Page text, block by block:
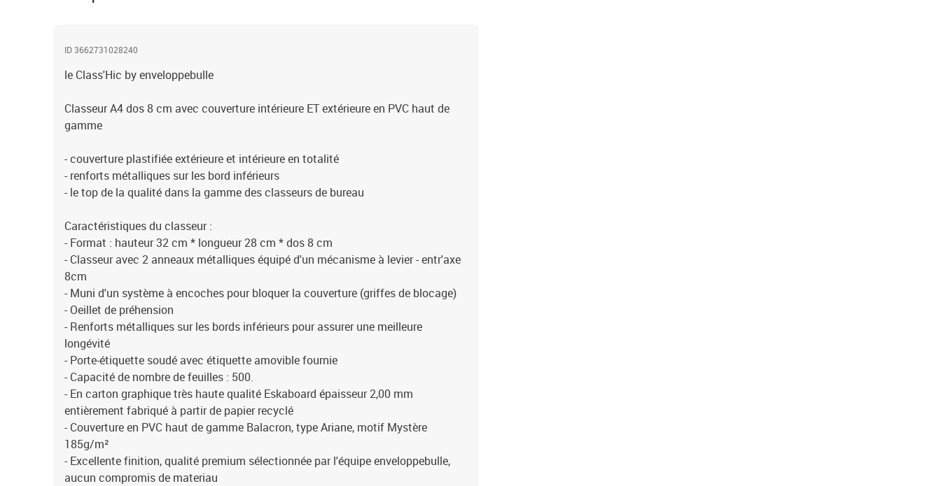
ID 3662731028240
le Class'Hic by enveloppebulle
Classeur A4 dos 8 cm avec couverture intérieure ET extérieure en PVC haut de
gamme
- couverture plastifiée extérieure et intérieure en totalité
- renforts métalliques sur les bord inférieurs
- le top de la qualité dans la gamme des classeurs de bureau
Caractéristiques du classeur :
- Format : hauteur 32 cm * longueur 28 cm * dos 8 cm
- Classeur avec 2 anneaux métalliques équipé d'un mécanisme à levier - entr'axe
8cm
- Muni d'un système à encoches pour bloquer la couverture (griffes de blocage)
- Oeillet de préhension
- Renforts métalliques sur les bords inférieurs pour assurer une meilleure
longévité
- Porte-étiquette soudé avec étiquette amovible fournie
- Capacité de nombre de feuilles : 500.
- En carton graphique très haute qualité Eskaboard épaisseur 2,00 mm
entièrement fabriqué à partir de papier recyclé
- Couverture en PVC haut de gamme Balacron, type Ariane, motif Mystère
185g/m²
- Excellente finition, qualité premium sélectionnée par l'équipe enveloppebulle,
aucun compromis de materiau